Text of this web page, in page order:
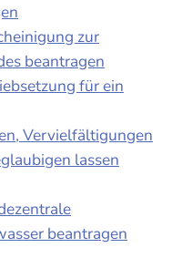
zur
beantragen
für ein
Vervielfältigungen
lassen
beantragen